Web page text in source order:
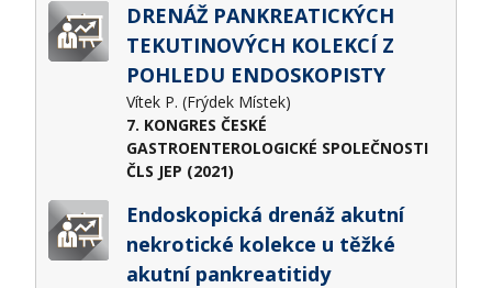
DRENÁŽ PANKREATICKÝCH
TEKUTINOVÝCH KOLEKCÍ Z
POHLEDU ENDOSKOPISTY
Vítek P. (Frýdek Místek)
7. KONGRES ČESKÉ
GASTROENTEROLOGICKÉ SPOLEČNOSTI
ČLS JEP (2021)
Endoskopická drenáž akutní
nekrotické kolekce u těžké
akutní pankreatitidy